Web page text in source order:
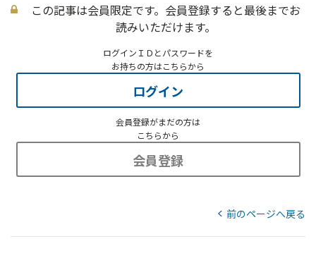
この記事は会員限定です。会員登録すると最後までお
読みいただけます。
ログインＩＤとパスワードを
お持ちの方はこちらから
ログイン
会員登録がまだの方は
こちらから
会員登録
前のページへ戻る